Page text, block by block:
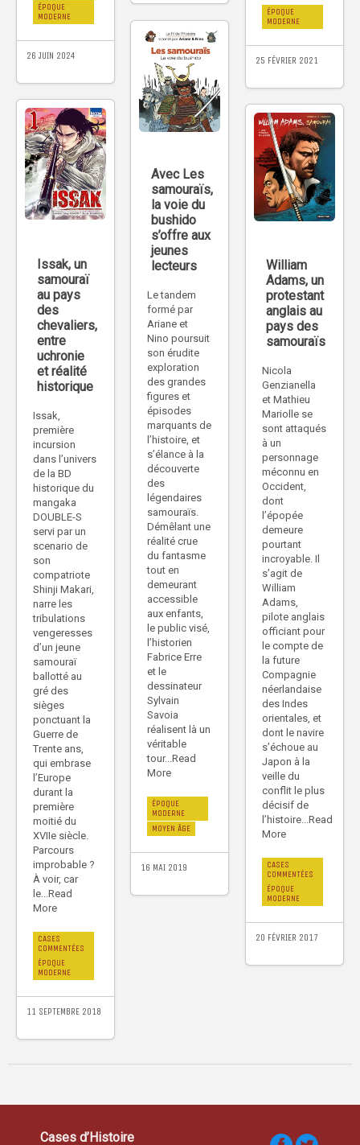
ÉPOQUE
MODERNE
26 JUIN 2024
ÉPOQUE
MODERNE
25 FÉVRIER 2021
Avec Les
samouraïs,
la voie du
bushido
s’offre aux
jeunes
lecteurs
Le tandem
formé par
Ariane et
Nino poursuit
son érudite
exploration
des grandes
figures et
épisodes
marquants de
l’histoire, et
s’élance à la
découverte
des
légendaires
samouraïs.
Démêlant une
réalité crue
du fantasme
tout en
demeurant
accessible
aux enfants,
le public visé,
l’historien
Fabrice Erre
et le
dessinateur
Sylvain
Savoia
réalisent là un
véritable
tour...Read
More
ÉPOQUE
MODERNE
MOYEN ÂGE
16 MAI 2019
Issak, un
samouraï
au pays
des
chevaliers,
entre
uchronie
et réalité
historique
Issak,
première
incursion
dans l’univers
de la BD
historique du
mangaka
DOUBLE-S
servi par un
scenario de
son
compatriote
Shinji Makari,
narre les
tribulations
vengeresses
d’un jeune
samouraï
ballotté au
gré des
sièges
ponctuant la
Guerre de
Trente ans,
qui embrase
l’Europe
durant la
première
moitié du
XVIIe siècle.
Parcours
improbable ?
À voir, car
le...Read
More
CASES
COMMENTÉES
ÉPOQUE
MODERNE
11 SEPTEMBRE 2018
William
Adams, un
protestant
anglais au
pays des
samouraïs
Nicola
Genzianella
et Mathieu
Mariolle se
sont attaqués
à un
personnage
méconnu en
Occident,
dont
l’épopée
demeure
pourtant
incroyable. Il
s’agit de
William
Adams,
pilote anglais
officiant pour
le compte de
la future
Compagnie
néerlandaise
des Indes
orientales, et
dont le navire
s’échoue au
Japon à la
veille du
conflit le plus
décisif de
l’histoire...Read
More
CASES
COMMENTÉES
ÉPOQUE
MODERNE
20 FÉVRIER 2017
Cases d’Histoire